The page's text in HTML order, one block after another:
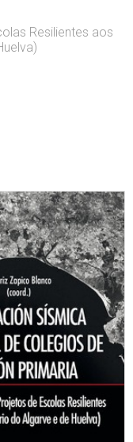
Resilientes aos